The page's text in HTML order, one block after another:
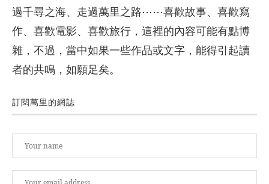
過千尋之海、走過萬里之路⋯⋯喜歡故事、喜歡寫
作、喜歡電影、喜歡旅行，這裡的內容可能有點博
雜，不過，當中如果一些作品或文字，能得引起讀
者的共鳴，如願足矣。
訂閱萬里的網誌